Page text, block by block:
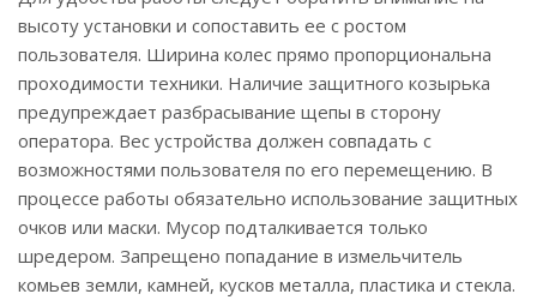
высоту установки и сопоставить ее с ростом
пользователя. Ширина колес прямо пропорциональна
проходимости техники. Наличие защитного козырька
предупреждает разбрасывание щепы в сторону
оператора. Вес устройства должен совпадать с
возможностями пользователя по его перемещению. В
процессе работы обязательно использование защитных
очков или маски. Мусор подталкивается только
шредером. Запрещено попадание в измельчитель
комьев земли, камней, кусков металла, пластика и стекла.